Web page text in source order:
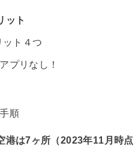
ット
ト４つ
プリなし！
順
は7ヶ所（2023年11月時点